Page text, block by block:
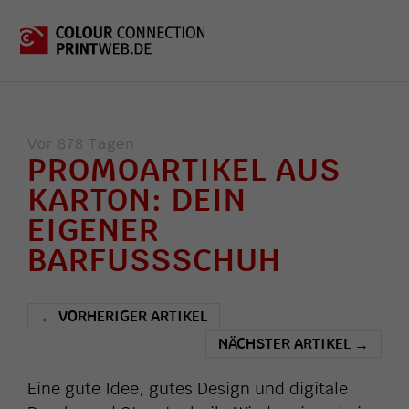
Vor 878 Tagen
PROMOARTIKEL AUS
KARTON: DEIN
EIGENER
BARFUSSSCHUH
← VORHERIGER ARTIKEL
NÄCHSTER ARTIKEL →
Eine gute Idee, gutes Design und digitale